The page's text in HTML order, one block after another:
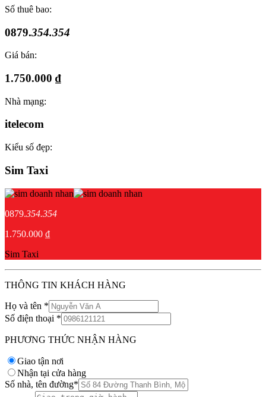
Số thuê bao:
0879.354.354
Giá bán:
1.750.000 ₫
Nhà mạng:
itelecom
Kiểu số đẹp:
Sim Taxi
0879.354.354
1.750.000 ₫
Sim Taxi
THÔNG TIN KHÁCH HÀNG
Họ và tên *
Số điện thoại *
PHƯƠNG THỨC NHẬN HÀNG
Giao tận nơi
Nhận tại cửa hàng
Số nhà, tên đường*